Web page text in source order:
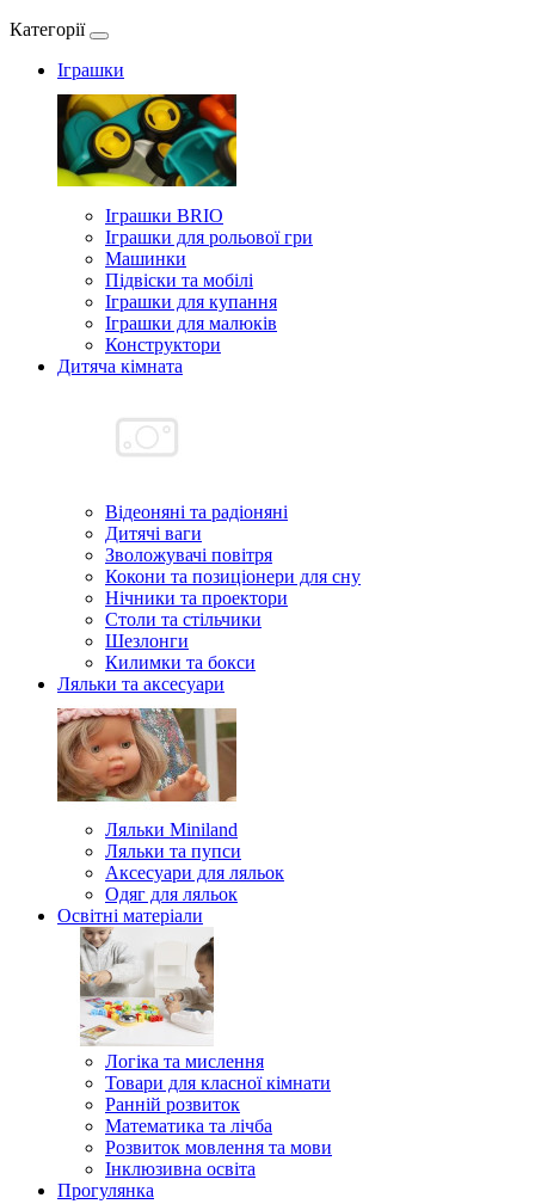
Категорії
Іграшки
Іграшки BRIO
Іграшки для рольової гри
Машинки
Підвіски та мобілі
Іграшки для купання
Іграшки для малюків
Конструктори
Дитяча кімната
Відеоняні та радіоняні
Дитячі ваги
Зволожувачі повітря
Кокони та позиціонери для сну
Нічники та проектори
Столи та стільчики
Шезлонги
Килимки та бокси
Ляльки та аксесуари
Ляльки Miniland
Ляльки та пупси
Аксесуари для ляльок
Одяг для ляльок
Освітні матеріали
Логіка та мислення
Товари для класної кімнати
Ранній розвиток
Математика та лічба
Розвиток мовлення та мови
Інклюзивна освіта
Прогулянка